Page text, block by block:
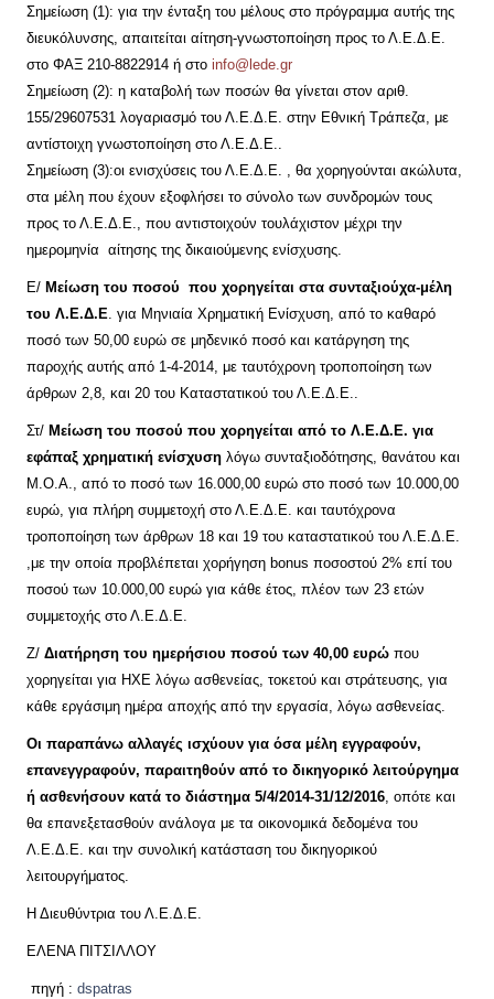
Σημείωση (1): για την ένταξη του μέλους στο πρόγραμμα αυτής της
διευκόλυνσης, απαιτείται αίτηση-γνωστοποίηση προς το Λ.Ε.Δ.Ε.
στο ΦΑΞ 210-8822914 ή στο info@lede.gr
Σημείωση (2): η καταβολή των ποσών θα γίνεται στον αριθ.
155/29607531 λογαριασμό του Λ.Ε.Δ.Ε. στην Εθνική Τράπεζα, με
αντίστοιχη γνωστοποίηση στο Λ.Ε.Δ.Ε..
Σημείωση (3):οι ενισχύσεις του Λ.Ε.Δ.Ε. , θα χορηγούνται ακώλυτα,
στα μέλη που έχουν εξοφλήσει το σύνολο των συνδρομών τους
προς το Λ.Ε.Δ.Ε., που αντιστοιχούν τουλάχιστον μέχρι την
ημερομηνία αίτησης της δικαιούμενης ενίσχυσης.
Ε/ Μείωση του ποσού που χορηγείται στα συνταξιούχα-μέλη
του Λ.Ε.Δ.Ε. για Μηνιαία Χρηματική Ενίσχυση, από το καθαρό
ποσό των 50,00 ευρώ σε μηδενικό ποσό και κατάργηση της
παροχής αυτής από 1-4-2014, με ταυτόχρονη τροποποίηση των
άρθρων 2,8, και 20 του Καταστατικού του Λ.Ε.Δ.Ε..
Στ/ Μείωση του ποσού που χορηγείται από το Λ.Ε.Δ.Ε. για
εφάπαξ χρηματική ενίσχυση λόγω συνταξιοδότησης, θανάτου και
Μ.Ο.Α., από το ποσό των 16.000,00 ευρώ στο ποσό των 10.000,00
ευρώ, για πλήρη συμμετοχή στο Λ.Ε.Δ.Ε. και ταυτόχρονα
τροποποίηση των άρθρων 18 και 19 του καταστατικού του Λ.Ε.Δ.Ε.
,με την οποία προβλέπεται χορήγηση bonus ποσοστού 2% επί του
ποσού των 10.000,00 ευρώ για κάθε έτος, πλέον των 23 ετών
συμμετοχής στο Λ.Ε.Δ.Ε.
Ζ/ Διατήρηση του ημερήσιου ποσού των 40,00 ευρώ που
χορηγείται για ΗΧΕ λόγω ασθενείας, τοκετού και στράτευσης, για
κάθε εργάσιμη ημέρα αποχής από την εργασία, λόγω ασθενείας.
Οι παραπάνω αλλαγές ισχύουν για όσα μέλη εγγραφούν,
επανεγγραφούν, παραιτηθούν από το δικηγορικό λειτούργημα
ή ασθενήσουν κατά το διάστημα 5/4/2014-31/12/2016, οπότε και
θα επανεξετασθούν ανάλογα με τα οικονομικά δεδομένα του
Λ.Ε.Δ.Ε. και την συνολική κατάσταση του δικηγορικού
λειτουργήματος.
Η Διευθύντρια του Λ.Ε.Δ.Ε.
ΕΛΕΝΑ ΠΙΤΣΙΛΛΟΥ
πηγή : dspatras